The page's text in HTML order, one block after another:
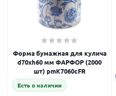
Форма бумажная для кулича
d70xh60 мм ФАРФОР (2000
шт) pmK7060cFR
Есть в наличии